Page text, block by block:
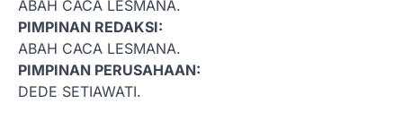
ABAH CACA LESMANA.
PIMPINAN REDAKSI:
ABAH CACA LESMANA.
PIMPINAN PERUSAHAAN:
DEDE SETIAWATI.